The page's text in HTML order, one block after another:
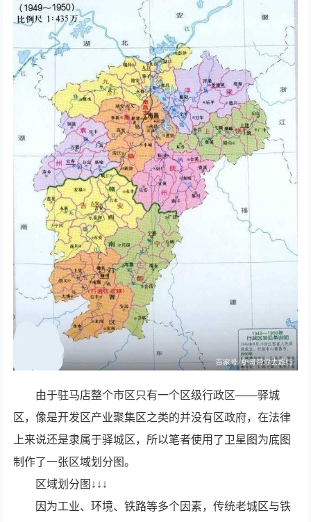
由于驻马店整个市区只有一个区级行政区——驿城
区，像是开发区产业聚集区之类的并没有区政府，在法律
上来说还是隶属于驿城区，所以笔者使用了卫星图为底图
制作了一张区域划分图。
区域划分图↓↓↓
因为工业、环境、铁路等多个因素，传统老城区与铁